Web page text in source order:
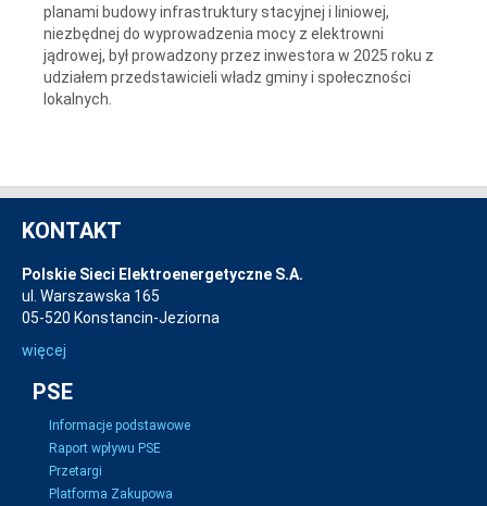
planami budowy infrastruktury stacyjnej i liniowej,
niezbędnej do wyprowadzenia mocy z elektrowni
jądrowej, był prowadzony przez inwestora w 2025 roku z
udziałem przedstawicieli władz gminy i społeczności
lokalnych.
KONTAKT
Polskie Sieci Elektroenergetyczne S.A.
ul. Warszawska 165
05-520 Konstancin-Jeziorna
więcej
PSE
Informacje podstawowe
Raport wpływu PSE
Przetargi
Platforma Zakupowa